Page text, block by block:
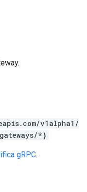
v1alpha1/
*}
gRPC.